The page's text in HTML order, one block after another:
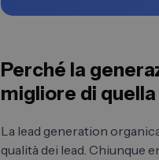
Perché la
migliore di
La lead generation
qualità dei lead. Chiunque